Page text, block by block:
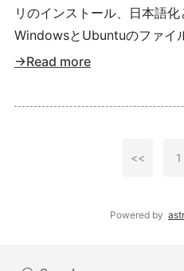
リのインストール、日本語化
WindowsとUbuntuのファイ
→Read more
<< 1
Powered by